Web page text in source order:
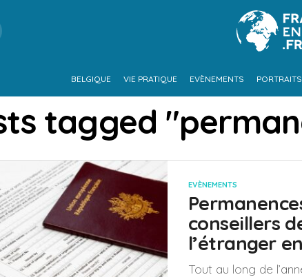
BELGIQUE VIE PRATIQUE EVÈNEMENTS PORTRAITS
tagged
EVÈNEMENTS
conseillers
l’étranger
Tout au long de